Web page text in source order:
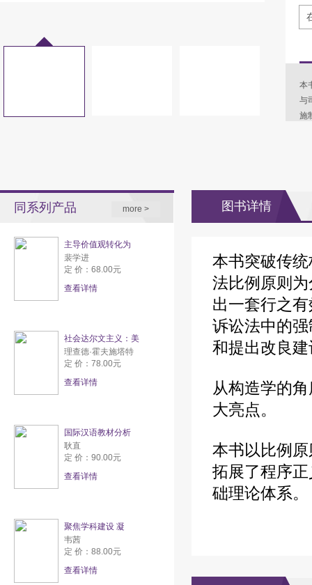
本
与
施
同系列产品 more >
主导价值观转化为
裴学进
定 价：68.00元
查看详情
社会达尔文主义：美
理查德·霍夫施塔特
定 价：78.00元
查看详情
国际汉语教材分析
耿直
定 价：90.00元
查看详情
聚焦学科建设 凝
韦茜
定 价：88.00元
查看详情
图书详情
本书突破传
法比例原则
出一套行之
诉讼法中的
和提出改良
从构造学的
大亮点。
本书以比例
拓展了程序
础理论体系。